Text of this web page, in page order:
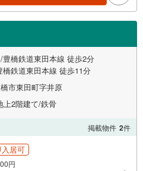
豊橋鉄道東田本線 徒歩2分
橋鉄道東田本線 徒歩11分
市東田町字井原
上2階建て/鉄骨
掲載物件 2件
居可
円